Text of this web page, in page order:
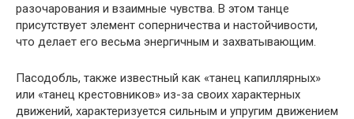
разочарования и взаимные чувства. В этом танце
присутствует элемент соперничества и настойчивости,
что делает его весьма энергичным и захватывающим.
Пасодобль, также известный как «танец капиллярных»
или «танец крестовников» из-за своих характерных
движений, характеризуется сильным и упругим движением